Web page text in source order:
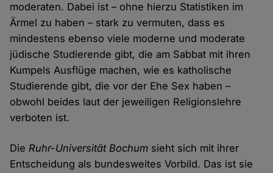
moderaten. Dabei ist – ohne hierzu Statistiken im
Ärmel zu haben – stark zu vermuten, dass es
mindestens ebenso viele moderne und moderate
jüdische Studierende gibt, die am Sabbat mit ihren
Kumpels Ausflüge machen, wie es katholische
Studierende gibt, die vor der Ehe Sex haben –
obwohl beides laut der jeweiligen Religionslehre
verboten ist.
DieRuhr-Universität Bochum sieht sich mit ihrer
Entscheidung als bundesweites Vorbild. Das ist sie